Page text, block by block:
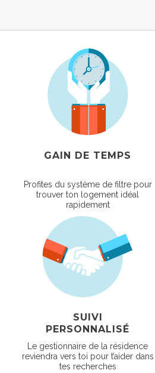
GAIN DE TEMPS
Profites du système de filtre pour
trouver ton logement idéal
rapidement
SUIVI
PERSONNALISÉ
Le gestionnaire de la résidence
reviendra vers toi pour t’aider dans
tes recherches